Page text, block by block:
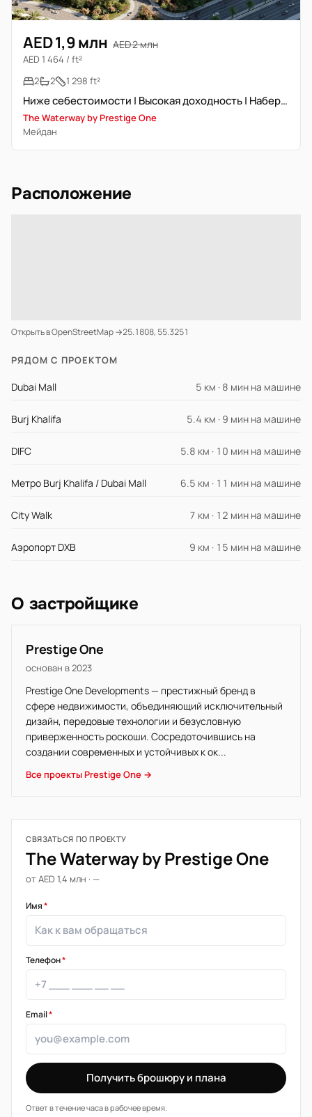
AED 1,9 млн AED 2 млн
AED 1 464 / ft²
2
2 1 298 ft²
Ниже себестоимости | Высокая доходность | Набережная | Инвестиция
The Waterway by Prestige One
Мейдан
Расположение
Открыть в OpenStreetMap →25.1808, 55.3251
РЯДОМ С ПРОЕКТОМ
Dubai Mall 5 км · 8 мин на машине
Burj Khalifa 5.4 км · 9 мин на машине
DIFC 5.8 км · 10 мин на машине
Метро Burj Khalifa / Dubai Mall 6.5 км · 11 мин на машине
City Walk 7 км · 12 мин на машине
Аэропорт DXB 9 км · 15 мин на машине
О застройщике
Prestige One
основан в 2023
Prestige One Developments — престижный бренд в
сфере недвижимости, объединяющий исключительный
дизайн, передовые технологии и безусловную
приверженность роскоши. Сосредоточившись на
создании современных и устойчивых к ок...
Все проекты Prestige One →
СВЯЗАТЬСЯ ПО ПРОЕКТУ
The Waterway by Prestige One
от AED 1,4 млн · —
Имя*
Телефон*
Email*
Получить брошюру и плана
Ответ в течение часа в рабочее время.